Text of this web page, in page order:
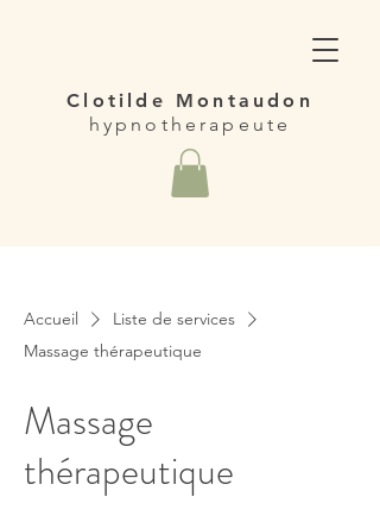
Clotilde Montaudon
hypnotherapeute
Accueil
Liste de services
Massage thérapeutique
Massage
thérapeutique